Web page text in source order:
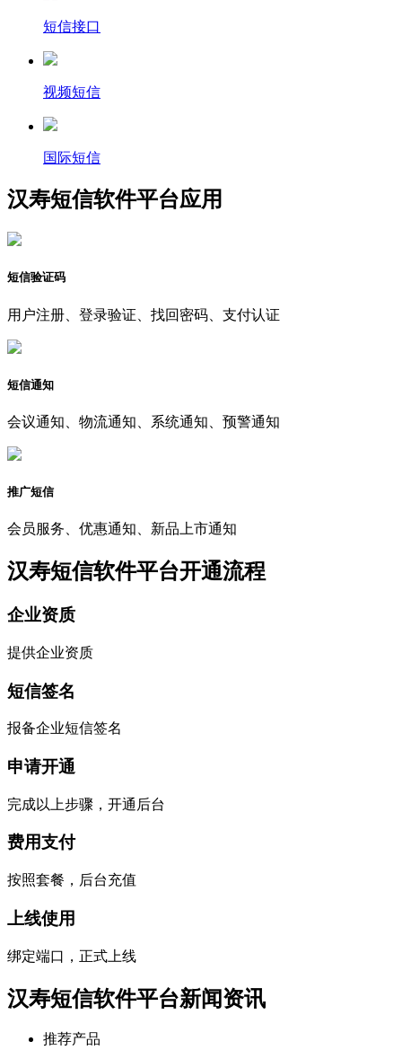
短信接口
视频短信
国际短信
汉寿短信软件平台应用
短信验证码
用户注册、登录验证、找回密码、支付认证
短信通知
会议通知、物流通知、系统通知、预警通知
推广短信
会员服务、优惠通知、新品上市通知
汉寿短信软件平台开通流程
企业资质
提供企业资质
短信签名
报备企业短信签名
申请开通
完成以上步骤，开通后台
费用支付
按照套餐，后台充值
上线使用
绑定端口，正式上线
汉寿短信软件平台新闻资讯
推荐产品